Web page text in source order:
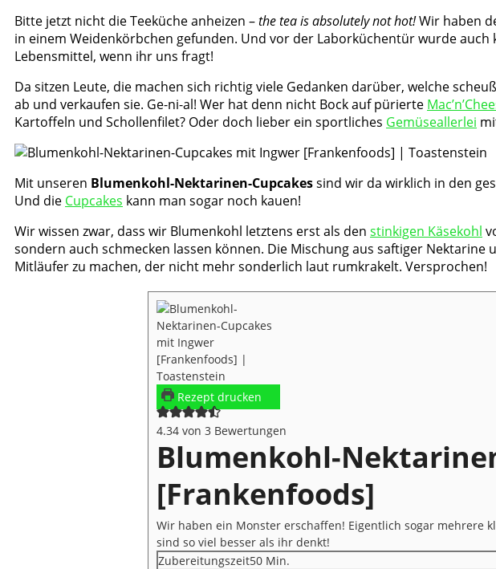
Bitte jetzt nicht die Teeküche anheizen –the tea is absolutely not hot!Wir haben
in einem Weidenkörbchen gefunden. Und vor der Laborküchentür wurde
Lebensmittel, wenn ihr uns fragt!
Da sitzen Leute, die machen sich richtig viele Gedanken darüber, welche
ab und verkaufen sie. Ge-ni-al! Wer hat denn nicht Bock auf pürierte
Kartoffeln und Schollenfilet? Oder doch lieber ein sportliches Gemüseallerlei
Mit unseren Blumenkohl-Nektarinen-Cupcakessind wir da wirklich in den
Und die Cupcakes kann man sogar noch kauen!
Wir wissen zwar, dass wir Blumenkohl letztens erst als den stinkigen Käsekohl
sondern auch schmecken lassen können. Die Mischung aus saftiger
Mitläufer zu machen, der nicht mehr sonderlich laut rumkrakelt. Versprochen!
Rezept drucken
4.34von 3Bewertungen
Blumenkohl-
[Frankenfoods]
Wir haben ein Monster erschaffen! Eigentlich sogar mehrere
sind so viel besser als ihr denkt!
Zubereitungszeit50Minuten
Min.